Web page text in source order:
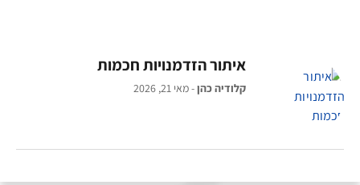
איתור הזדמנויות חכמות
קלודיה כהן מאי 21, 2026